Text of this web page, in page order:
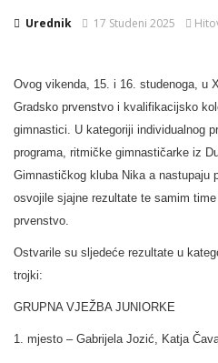
Urednik 17 Studeni 2025
Ovog vikenda, 15. i 16. studenoga, u
Gradsko prvenstvo i kvalifikacijsko
gimnastici. U kategoriji individualnog
programa, ritmičke gimnastičarke iz
Gimnastičkog kluba Nika a nastupaju
osvojile sjajne rezultate te samim
prvenstvo.
Ostvarile su sljedeće rezultate u
trojki:
GRUPNA VJEŽBA JUNIORKE
1. mjesto – Gabrijela Jozić, Katja